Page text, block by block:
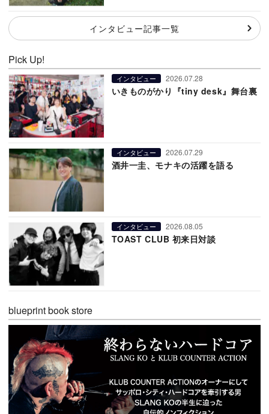
インタビュー記事一覧
Pick Up!
インタビュー 2026.07.28
いきものがかり『tiny desk』舞台裏
インタビュー 2026.07.29
酒井一圭、モナキの活躍を語る
インタビュー 2026.08.05
TOAST CLUB 初来日対談
blueprint book store